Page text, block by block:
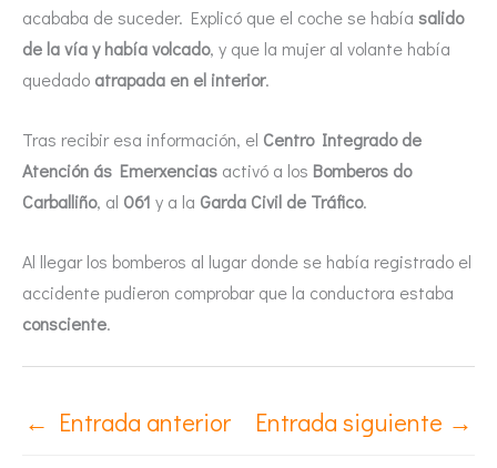
acababa de suceder. Explicó que el coche se había salido
de la vía y había volcado, y que la mujer al volante había
quedado atrapada en el interior.
Tras recibir esa información, el Centro Integrado de
Atención ás Emerxencias activó a los Bomberos do
Carballiño, al 061 y a la Garda Civil de Tráfico.
Al llegar los bomberos al lugar donde se había registrado el
accidente pudieron comprobar que la conductora estaba
consciente.
← Entrada anterior Entrada siguiente →